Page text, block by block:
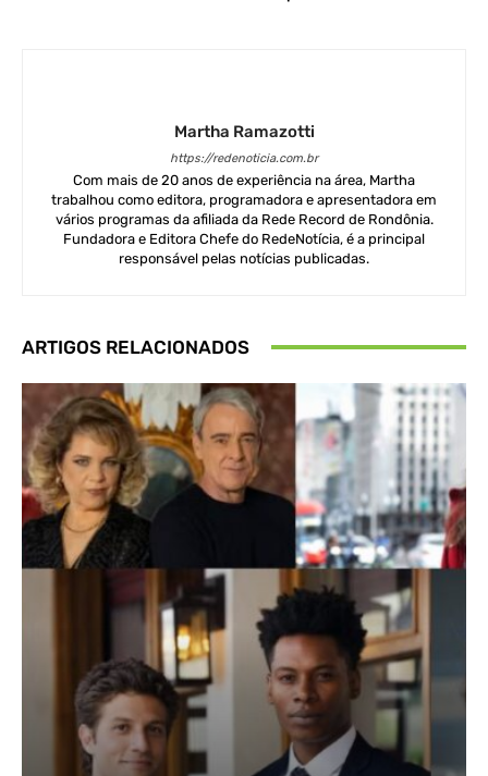
Martha Ramazotti
https://redenoticia.com.br
Com mais de 20 anos de experiência na área, Martha
trabalhou como editora, programadora e apresentadora em
vários programas da afiliada da Rede Record de Rondônia.
Fundadora e Editora Chefe do RedeNotícia, é a principal
responsável pelas notícias publicadas.
ARTIGOS RELACIONADOS